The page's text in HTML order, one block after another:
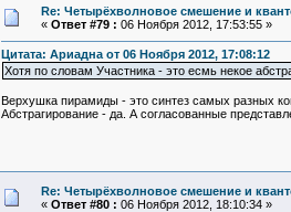
Re: Четырёхволновое смешение и
« Ответ #79 : 06 Ноября 2012, 17:53:55 »
Цитата: Ариадна от 06 Ноября 2012, 17:08:12
Хотя по словам Участника - это есмь некое
Верхушка пирамиды - это синтез самых разных
Абстрагирование - да. А согласованные
Re: Четырёхволновое смешение и
« Ответ #80 : 06 Ноября 2012, 18:10:34 »